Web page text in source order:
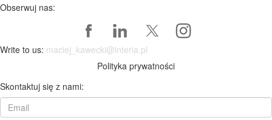
Obserwuj nas:
Write to us: maciej_kawecki@interia.pl
Polityka prywatności
Skontaktuj się z nami: